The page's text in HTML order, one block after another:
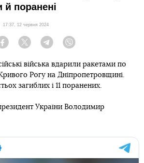
й поранені
Дата:
17:37, 12 червня 2024
Facebook Twitter Telegram
війська вдарили ракетами по
Рогу на Дніпропетровщині.
загиблих і 11 поранених.
України Володимир